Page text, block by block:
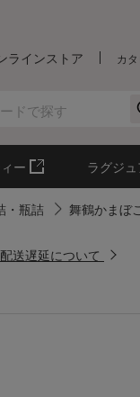
ラインストア カ
ー ラグジ
・瓶詰 舞鶴かまぼ
送遅延について